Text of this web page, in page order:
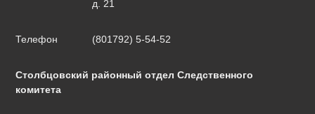
д. 21
Телефон (801792) 5-54-52
Столбцовский районный отдел Следственного
комитета